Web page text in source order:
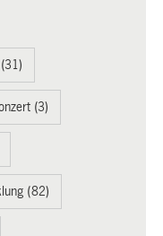
(3)
(82)